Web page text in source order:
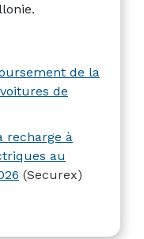
de la
de
recharge à
au
(Securex)